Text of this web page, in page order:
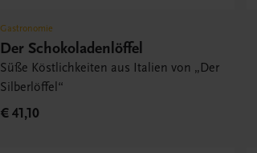
Gastronomie
Der Schokoladenlöffel
Süße Köstlichkeiten aus Italien von „Der
Silberlöffel“
€ 41,10